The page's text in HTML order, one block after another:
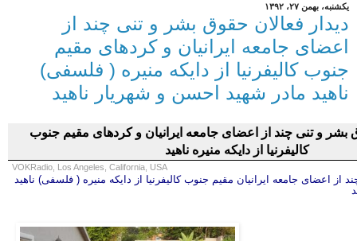
یکشنبه، بهمن ۲۷، ۱۳۹۲
دیدار فعالان حقوق بشر و تنی چند از
اعضای جامعه ایرانیان و کردهای مقيم
جنوب کالیفرنیا از دايكه منیره ( فلسفى)
ناهید مادر شهيد احسن و شهريار ناهيد
بشر و تنی چند از اعضای جامعه ایرانیان و کردهای مقيم جنوب
کالیفرنیا از دايكه منیره ناهید
VOKRadio, Los Angeles, California, USA
از اعضای جامعه ایرانیان مقيم جنوب کالیفرنیا از دايكه منیره ( فلسفى) ناهید